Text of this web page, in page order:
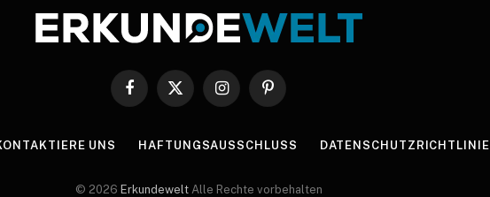
Facebook
X
InstagramPinterest
UNS HAFTUNGSAUSSCHLUSS DATENSCHUTZRICHTLINIE
© 2026 Erkundewelt Alle Rechte vorbehalten